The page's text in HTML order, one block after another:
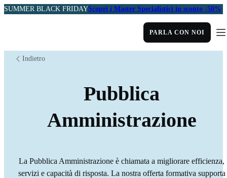
SUMMER BLACK FRIDAYScopri i Master Specialistici in sconto -50%
PARLA CON NOI
Indietro
Pubblica
Amministrazione
La Pubblica Amministrazione è chiamata a migliorare efficienza,
servizi e capacità di risposta. La nostra offerta formativa supporta